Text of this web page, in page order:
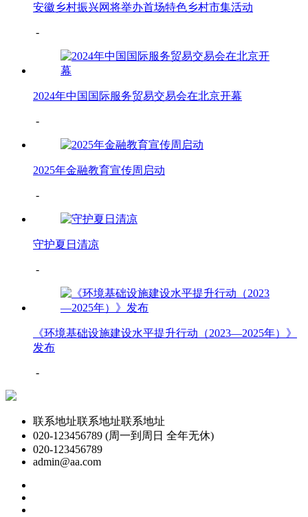
安徽乡村振兴网将举办首场特色乡村市集活动
-
2024年中国国际服务贸易交易会在北京开幕
-
2025年金融教育宣传周启动
-
守护夏日清凉
-
《环境基础设施建设水平提升行动（2023—2025年）》
发布
-
联系地址联系地址联系地址
020-123456789 (周一到周日 全年无休)
020-123456789
admin@aa.com